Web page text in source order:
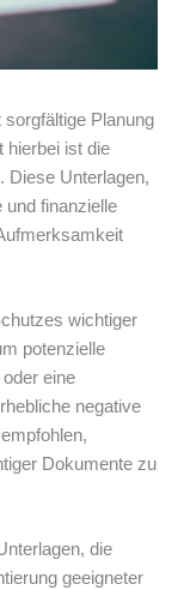
Planung
hierbei ist die
Diese Unterlagen,
und finanzielle
wichtiger
potenzielle
eine
negative
Dokumente zu
die
geeigneter